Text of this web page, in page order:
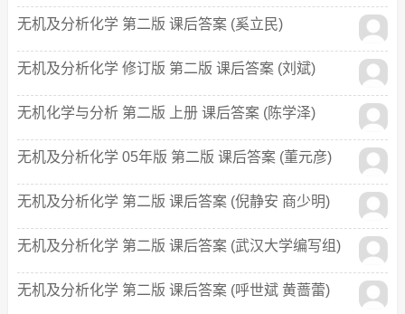
无机及分析化学 第二版 课后答案 (奚立民)
无机及分析化学 修订版 第二版 课后答案 (刘斌)
无机化学与分析 第二版 上册 课后答案 (陈学泽)
无机及分析化学 05年版 第二版 课后答案 (董元彦)
无机及分析化学 第二版 课后答案 (倪静安 商少明)
无机及分析化学 第二版 课后答案 (武汉大学编写组)
无机及分析化学 第二版 课后答案 (呼世斌 黄蔷蕾)